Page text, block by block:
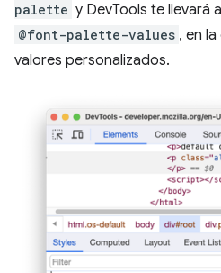
palette y DevTools te llevará
@font-palette-values , en
valores personalizados.